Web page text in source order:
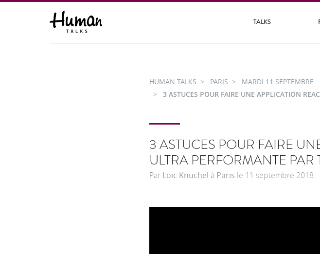
TALKS
HUMAN TALKS PARIS
MARDI 11 SEPTEMBRE
3 ASTUCES POUR FAIRE UNE APPLICATION
3 ASTUCES POUR FAIRE
ULTRA PERFORMANTE
Par Loïc Knuchel à Paris le 11 septembre 2018